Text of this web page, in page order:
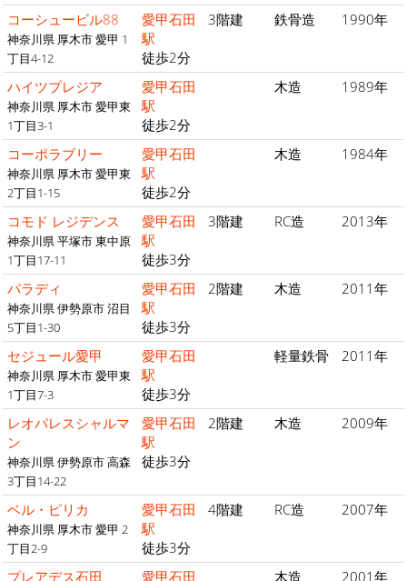
コーシュービル88
神奈川県 厚木市 愛甲 1
丁目4-12
愛甲石田
駅
徒歩2分
3階建 鉄骨造 1990年
ハイツプレジア
神奈川県 厚木市 愛甲東
1丁目3-1
愛甲石田
駅
徒歩2分
木造 1989年
コーポラブリー
神奈川県 厚木市 愛甲東
2丁目1-15
愛甲石田
駅
徒歩2分
木造 1984年
コモド レジデンス
神奈川県 平塚市 東中原
1丁目17-11
愛甲石田
駅
徒歩3分
3階建 RC造 2013年
パラディ
神奈川県 伊勢原市 沼目
5丁目1-30
愛甲石田
駅
徒歩3分
2階建 木造 2011年
セジュール愛甲
神奈川県 厚木市 愛甲東
1丁目7-3
愛甲石田
駅
徒歩3分
軽量鉄骨 2011年
レオパレスシャルマ
ン
神奈川県 伊勢原市 高森
3丁目14-22
愛甲石田
駅
徒歩3分
2階建 木造 2009年
ベル・ピリカ
神奈川県 厚木市 愛甲 2
丁目2-9
愛甲石田
駅
徒歩3分
4階建 RC造 2007年
プレアデス石田 愛甲石田 木造 2001年